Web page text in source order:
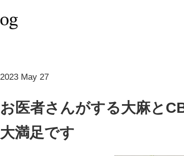
2023 May 27
お医者さんがする大麻と
大満足です